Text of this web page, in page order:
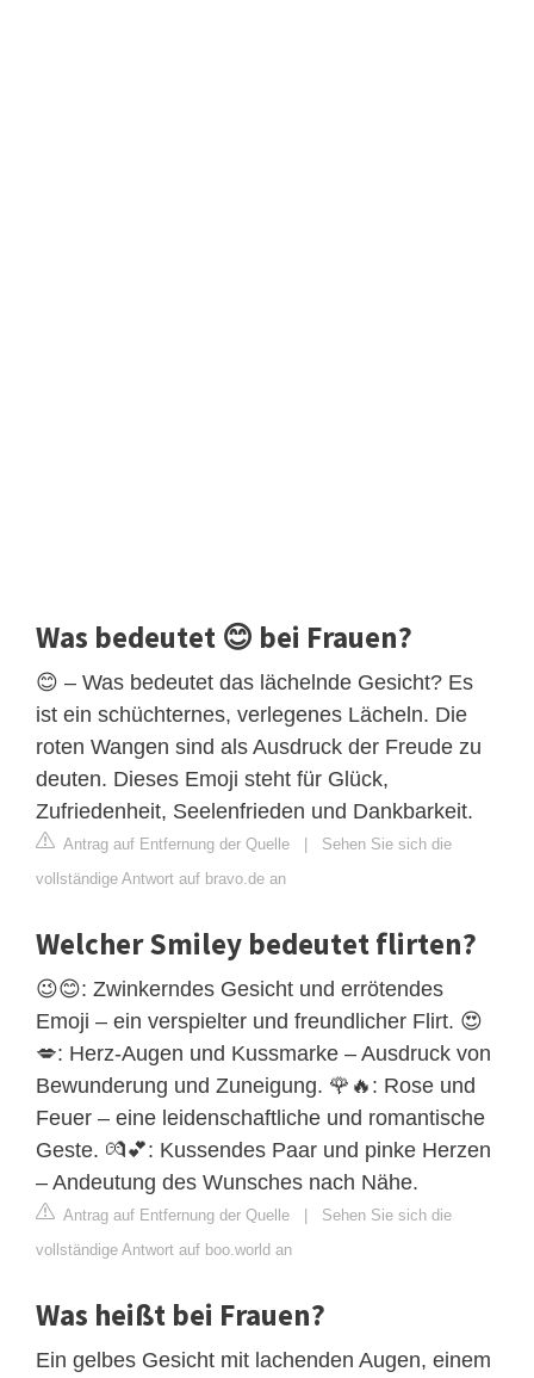
Was bedeutet 😊 bei Frauen?
😊 – Was bedeutet das lächelnde Gesicht? Es
ist ein schüchternes, verlegenes Lächeln. Die
roten Wangen sind als Ausdruck der Freude zu
deuten. Dieses Emoji steht für Glück,
Zufriedenheit, Seelenfrieden und Dankbarkeit.
Antrag auf Entfernung der Quelle | Sehen Sie sich die
vollständige Antwort auf bravo.de an
Welcher Smiley bedeutet flirten?
😉😊: Zwinkerndes Gesicht und errötendes
Emoji – ein verspielter und freundlicher Flirt. 😍
💋: Herz-Augen und Kussmarke – Ausdruck von
Bewunderung und Zuneigung. 🌹🔥: Rose und
Feuer – eine leidenschaftliche und romantische
Geste. 💏💕: Kussendes Paar und pinke Herzen
– Andeutung des Wunsches nach Nähe.
Antrag auf Entfernung der Quelle | Sehen Sie sich die
vollständige Antwort auf boo.world an
Was heißt bei Frauen?
Ein gelbes Gesicht mit lachenden Augen, einem